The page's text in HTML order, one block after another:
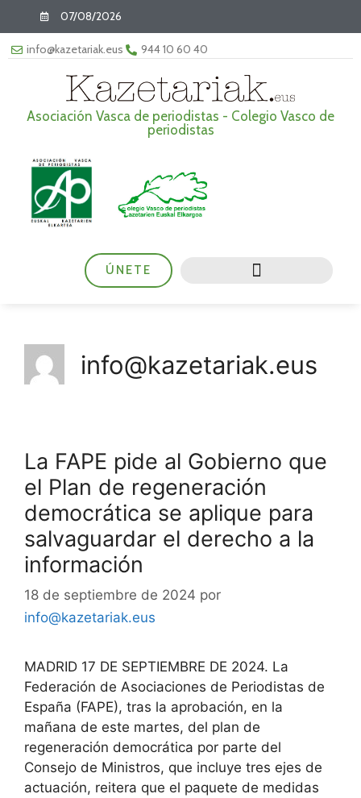
07/08/2026
info@kazetariak.eus 944 10 60 40
Asociación Vasca de periodistas - Colegio Vasco de
periodistas
ÚNETE
info@kazetariak.eus
La FAPE pide al Gobierno que
el Plan de regeneración
democrática se aplique para
salvaguardar el derecho a la
información
18 de septiembre de 2024 por
info@kazetariak.eus
MADRID 17 DE SEPTIEMBRE DE 2024. La
Federación de Asociaciones de Periodistas de
España (FAPE), tras la aprobación, en la
mañana de este martes, del plan de
regeneración democrática por parte del
Consejo de Ministros, que incluye tres ejes de
actuación, reitera que el paquete de medidas